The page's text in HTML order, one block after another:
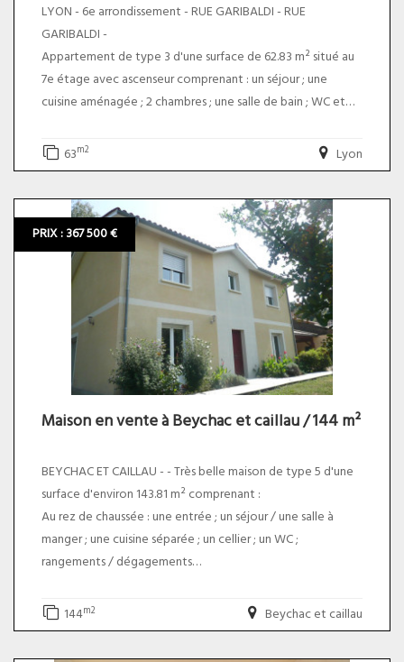
LYON - 6e arrondissement - RUE GARIBALDI - RUE
GARIBALDI -
Appartement de type 3 d'une surface de 62.83 m² situé au
7e étage avec ascenseur comprenant : un séjour ; une
cuisine aménagée ; 2 chambres ; une salle de bain ; WC et
Une place de parking vient compléter ce bien
* Taxe foncière : environ 1123 €
* Charges annuelles : environ 1600 €. Le prix du bien net
vendeur est de 300 000,00 euros plus 5,50% TTC
d'honoraires charge acquéreur soit un prix total de 316
500,00 euros.
63m2 Lyon
PRIX : 367 500 €
Maison en vente à Beychac et caillau / 144 m²
BEYCHAC ET CAILLAU - - Très belle maison de type 5 d'une
surface d'environ 143.81 m² comprenant :
Au rez de chaussée : une entrée ; un séjour / une salle à
manger ; une cuisine séparée ; un cellier ; un WC ;
rangements / dégagements
(avec douche et baignoire) & un WC
TOUT ELECTRIQUE
144m2 Beychac et caillau